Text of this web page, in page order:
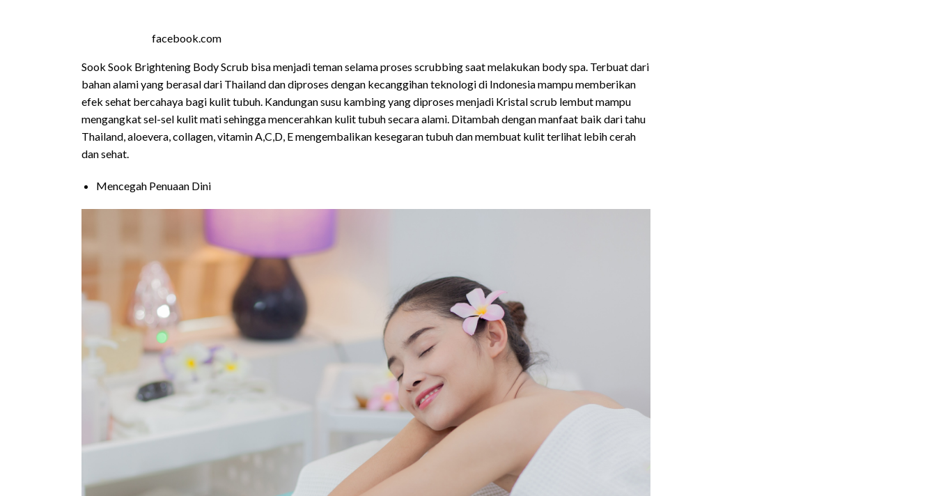
facebook.com
Sook Sook Brightening Body Scrub bisa menjadi teman selama proses scrubbing saat melakukan body spa. Terbuat dari
bahan alami yang berasal dari Thailand dan diproses dengan kecanggihan teknologi di Indonesia mampu memberikan
efek sehat bercahaya bagi kulit tubuh. Kandungan susu kambing yang diproses menjadi Kristal scrub lembut mampu
mengangkat sel-sel kulit mati sehingga mencerahkan kulit tubuh secara alami. Ditambah dengan manfaat baik dari tahu
Thailand, aloevera, collagen, vitamin A,C,D, E mengembalikan kesegaran tubuh dan membuat kulit terlihat lebih cerah
dan sehat.
Mencegah Penuaan Dini